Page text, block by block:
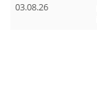
03.08.26